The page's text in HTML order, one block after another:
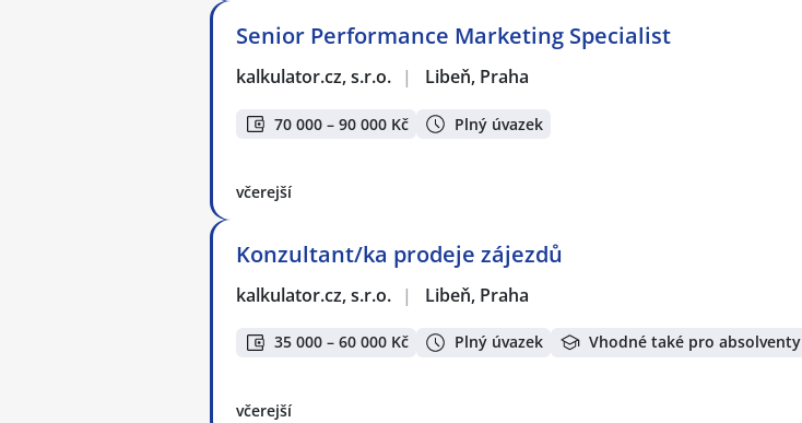
Senior Performance Marketing Specialist
kalkulator.cz, s.r.o. | Libeň, Praha
70 000 – 90 000 Kč Plný úvazek
včerejší
Konzultant/ka prodeje zájezdů
kalkulator.cz, s.r.o. | Libeň, Praha
35 000 – 60 000 Kč Plný úvazek Vhodné také pro absolventy
včerejší